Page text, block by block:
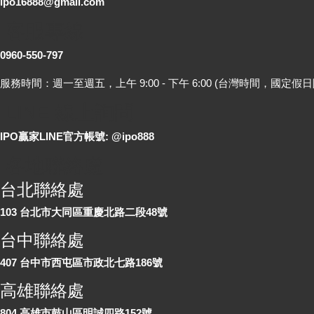
0960-550-797
服務時間：週一至週五，上午 9:00 - 下午 6:00 (台灣時間，國定假
IPO贏家LINE官方帳號: @ipo888
台北聯絡處
103 台北市大同區重慶北路二段48號
台中聯絡處
407 台中市西屯區市政北七路186號
高雄聯絡處